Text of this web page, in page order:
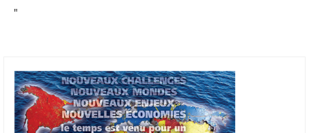
technologie.
appliquée d'Afrique à À Accra, au Ghana. L'annonce a été faite
mercredi 1er juillet lors du premier Google Cloud Summit du groupe
américain, qui a également indiqué avoir dépassé son objectif
d'investir un milliard de dollars sur le continent en cinq ans. Baptisée
"